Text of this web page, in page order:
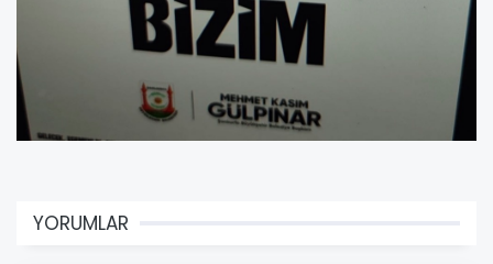
YORUMLAR